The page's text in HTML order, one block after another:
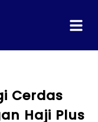
Cerdas
Haji Plus